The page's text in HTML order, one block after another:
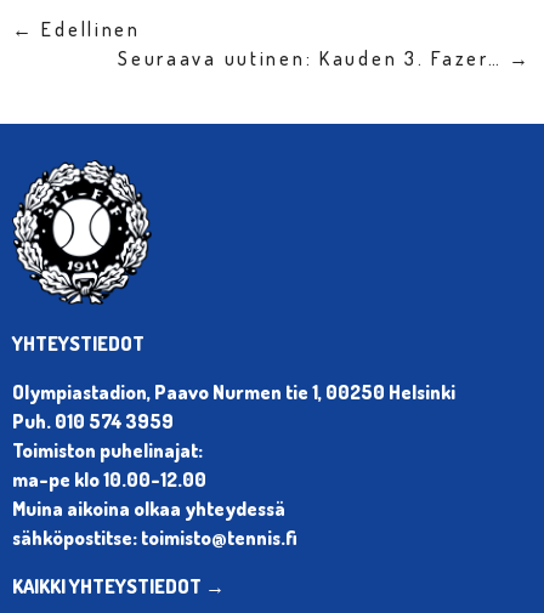
← Edellinen
Seuraava uutinen: Kauden 3. Fazer… →
YHTEYSTIEDOT
Olympiastadion, Paavo Nurmen tie 1, 00250 Helsinki
Puh. 010 574 3959
Toimiston puhelinajat:
ma-pe klo 10.00-12.00
Muina aikoina olkaa yhteydessä
sähköpostitse: toimisto@tennis.fi
KAIKKI YHTEYSTIEDOT →